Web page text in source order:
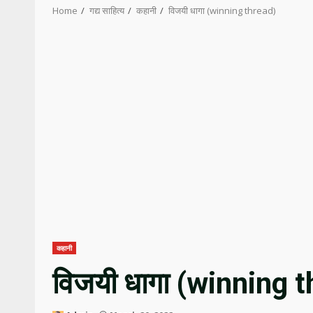
Home गद्य साहित्य कहानी विजयी धागा (winning thread)
कहानी
विजयी धागा (winning